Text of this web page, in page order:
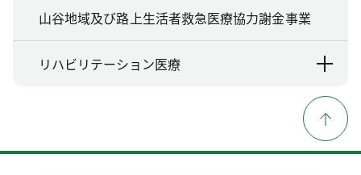
山谷地域及び路上生活者救急医療協力謝金事業
リハビリテーション医療